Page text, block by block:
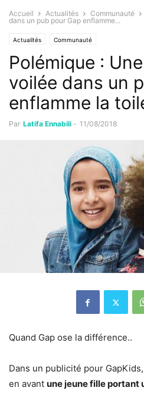
Accueil Actualités Communauté
dans un pub pour Gap enflamme...
Actualités Communauté
Polémique :
voilée dans un
enflamme la
Par Latifa Ennabili - 11/08/2018
Quand Gap ose la différence..
Dans un publicité pour
en avant une jeune fille portant